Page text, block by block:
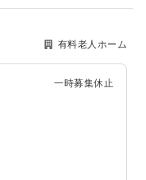
有料老人ホーム
一時募集休止